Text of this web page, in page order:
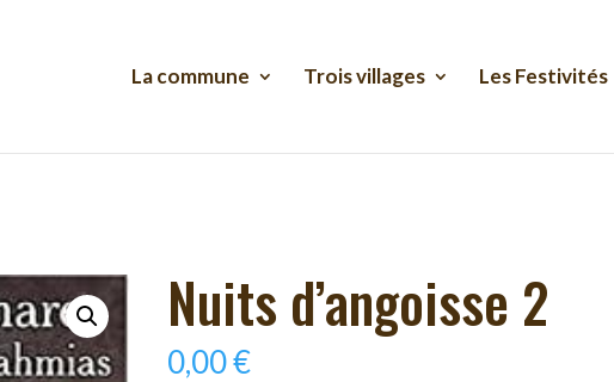
La commune Trois villages Les Festivités
Nuits d’angoisse 2
0,00€